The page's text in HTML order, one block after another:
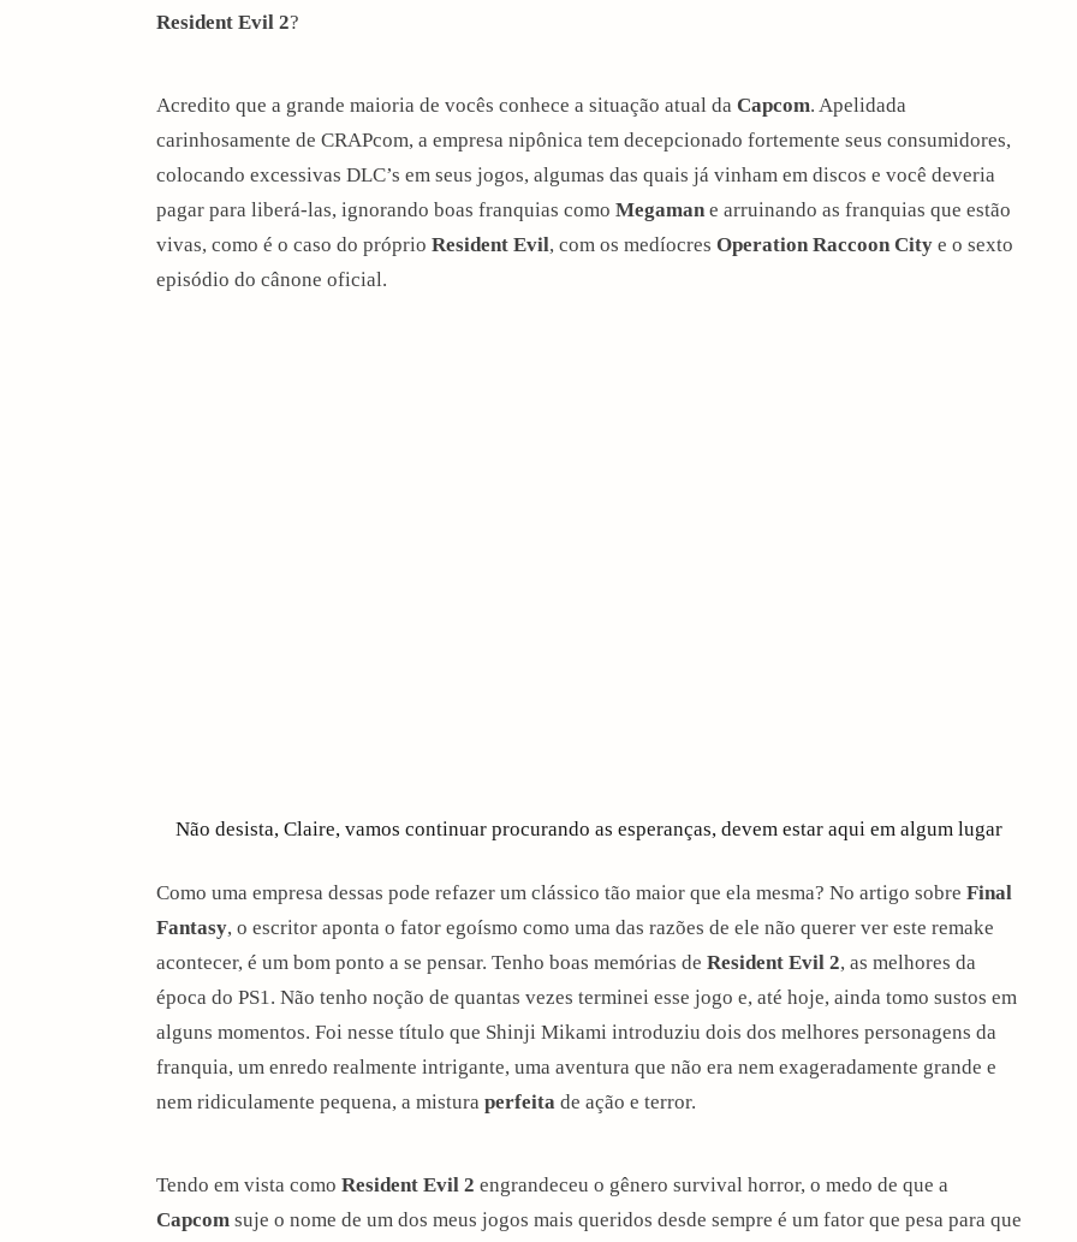
Resident Evil 2?
Acredito que a grande maioria de vocês conhece a situação atual da Capcom. Apelidada
carinhosamente de CRAPcom, a empresa nipônica tem decepcionado fortemente seus consumidores,
colocando excessivas DLC’s em seus jogos, algumas das quais já vinham em discos e você deveria
pagar para liberá-las, ignorando boas franquias como Megaman e arruinando as franquias que estão
vivas, como é o caso do próprio Resident Evil, com os medíocres Operation Raccoon City e o sexto
episódio do cânone oficial.
Não desista, Claire, vamos continuar procurando as esperanças, devem estar aqui em algum lugar
Como uma empresa dessas pode refazer um clássico tão maior que ela mesma? No artigo sobre Final
Fantasy, o escritor aponta o fator egoísmo como uma das razões de ele não querer ver este remake
acontecer, é um bom ponto a se pensar. Tenho boas memórias de Resident Evil 2, as melhores da
época do PS1. Não tenho noção de quantas vezes terminei esse jogo e, até hoje, ainda tomo sustos em
alguns momentos. Foi nesse título que Shinji Mikami introduziu dois dos melhores personagens da
franquia, um enredo realmente intrigante, uma aventura que não era nem exageradamente grande e
nem ridiculamente pequena, a mistura perfeita de ação e terror.
Tendo em vista como Resident Evil 2 engrandeceu o gênero survival horror, o medo de que a
Capcom suje o nome de um dos meus jogos mais queridos desde sempre é um fator que pesa para que